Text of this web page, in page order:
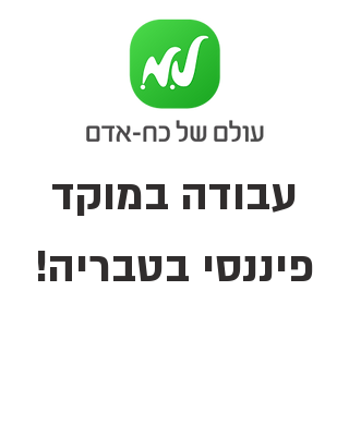
עבודה במוקד
פיננסי בטבריה!